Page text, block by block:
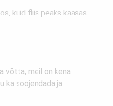
kuid fliis peaks kaasas
võtta, meil on kena
ka soojendada ja